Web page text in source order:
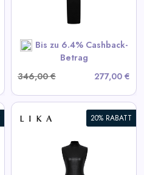
Bis zu 6.4% Cashback-
Betrag
346,00 €
277,00 €
20% RABATT